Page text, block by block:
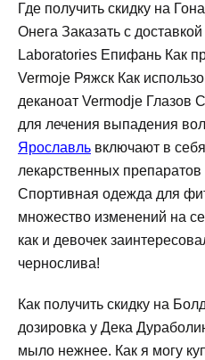
Где получить скидку на
Онега Заказать с
Laboratories Епифань Как
Vermoje Ряжск Как
деканоат Vermodje Глазов
для лечения выпадения
Ярославль включают в
лекарственных
Спортивная одежда для
множество изменений на
как и девочек
чернослива!
Как получить скидку на
дозировка у Дека
мыло нежнее. Как я могу